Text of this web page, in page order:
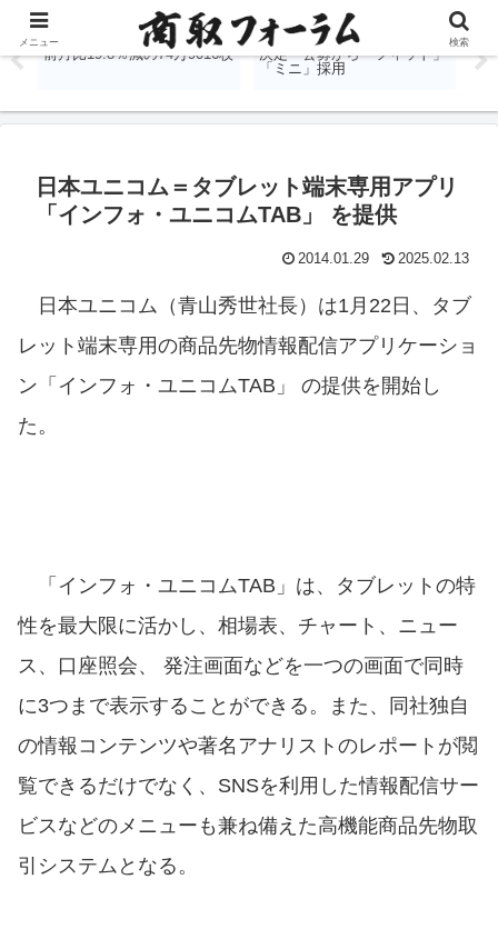
国内商品先物、7月出来高は
前月比19.8％減の74万9016枚
堂島取引所、金銀白金の愛称
決定 公募から「フィット」
「ミニ」採用
表
す
日本ユニコム＝タブレット端末専用アプリ
「インフォ・ユニコムTAB」 を提供
2014.01.29 2025.02.13
日本ユニコム（青山秀世社長）は1月22日、タブ
レット端末専用の商品先物情報配信アプリケーショ
ン「インフォ・ユニコムTAB」 の提供を開始し
た。
「インフォ・ユニコムTAB」は、タブレットの特
性を最大限に活かし、相場表、チャート、ニュー
ス、口座照会、 発注画面などを一つの画面で同時
に3つまで表示することができる。また、同社独自
の情報コンテンツや著名アナリストのレポートが閲
覧できるだけでなく、SNSを利用した情報配信サー
ビスなどのメニューも兼ね備えた高機能商品先物取
引システムとなる。
メニュー 検索